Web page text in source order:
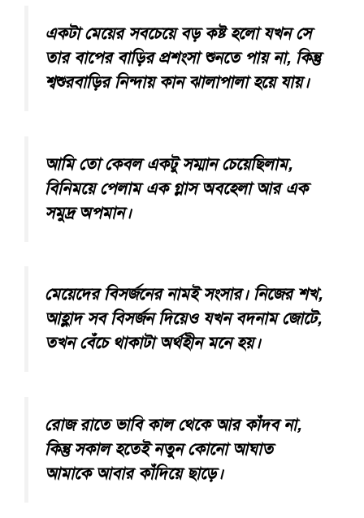
একটা মেয়ের সবচেয়ে বড় কষ্ট হলো যখন সে
তার বাপের বাড়ির প্রশংসা শুনতে পায় না, কিন্তু
শ্বশুরবাড়ির নিন্দায় কান ঝালাপালা হয়ে যায়।
আমি তো কেবল একটু সম্মান চেয়েছিলাম,
বিনিময়ে পেলাম এক গ্লাস অবহেলা আর এক
সমুদ্র অপমান।
মেয়েদের বিসর্জনের নামই সংসার। নিজের শখ,
আহ্লাদ সব বিসর্জন দিয়েও যখন বদনাম জোটে,
তখন বেঁচে থাকাটা অর্থহীন মনে হয়।
রোজ রাতে ভাবি কাল থেকে আর কাঁদব না,
কিন্তু সকাল হতেই নতুন কোনো আঘাত
আমাকে আবার কাঁদিয়ে ছাড়ে।